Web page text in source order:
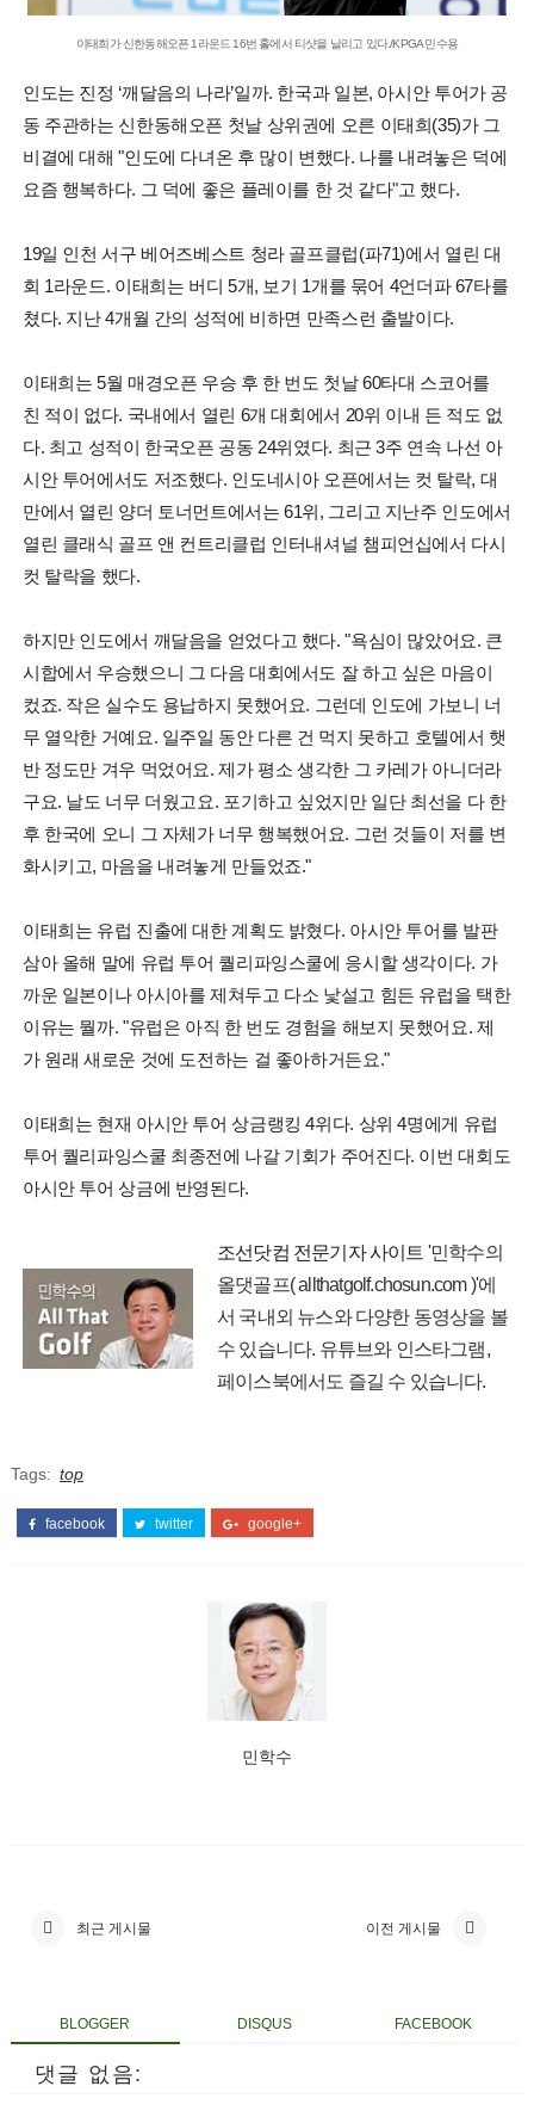
이태희가 신한동해오픈 1라운드 16번 홀에서 티샷을 날리고 있다./KPGA 민수용
인도는 진정 ‘깨달음의 나라’일까. 한국과 일본, 아시안 투어가 공
동 주관하는 신한동해오픈 첫날 상위권에 오른 이태희(35)가 그
비결에 대해 "인도에 다녀온 후 많이 변했다. 나를 내려놓은 덕에
요즘 행복하다. 그 덕에 좋은 플레이를 한 것 같다"고 했다.
19일 인천 서구 베어즈베스트 청라 골프클럽(파71)에서 열린 대
회 1라운드. 이태희는 버디 5개, 보기 1개를 묶어 4언더파 67타를
쳤다. 지난 4개월 간의 성적에 비하면 만족스런 출발이다.
이태희는 5월 매경오픈 우승 후 한 번도 첫날 60타대 스코어를
친 적이 없다. 국내에서 열린 6개 대회에서 20위 이내 든 적도 없
다. 최고 성적이 한국오픈 공동 24위였다. 최근 3주 연속 나선 아
시안 투어에서도 저조했다. 인도네시아 오픈에서는 컷 탈락, 대
만에서 열린 양더 토너먼트에서는 61위, 그리고 지난주 인도에서
열린 클래식 골프 앤 컨트리클럽 인터내셔널 챔피언십에서 다시
컷 탈락을 했다.
하지만 인도에서 깨달음을 얻었다고 했다. "욕심이 많았어요. 큰
시합에서 우승했으니 그 다음 대회에서도 잘 하고 싶은 마음이
컸죠. 작은 실수도 용납하지 못했어요. 그런데 인도에 가보니 너
무 열악한 거예요. 일주일 동안 다른 건 먹지 못하고 호텔에서 햇
반 정도만 겨우 먹었어요. 제가 평소 생각한 그 카레가 아니더라
구요. 날도 너무 더웠고요. 포기하고 싶었지만 일단 최선을 다 한
후 한국에 오니 그 자체가 너무 행복했어요. 그런 것들이 저를 변
화시키고, 마음을 내려놓게 만들었죠."
이태희는 유럽 진출에 대한 계획도 밝혔다. 아시안 투어를 발판
삼아 올해 말에 유럽 투어 퀄리파잉스쿨에 응시할 생각이다. 가
까운 일본이나 아시아를 제쳐두고 다소 낯설고 힘든 유럽을 택한
이유는 뭘까. "유럽은 아직 한 번도 경험을 해보지 못했어요. 제
가 원래 새로운 것에 도전하는 걸 좋아하거든요."
이태희는 현재 아시안 투어 상금랭킹 4위다. 상위 4명에게 유럽
투어 퀄리파잉스쿨 최종전에 나갈 기회가 주어진다. 이번 대회도
아시안 투어 상금에 반영된다.
조선닷컴 전문기자 사이트 '민학수의
올댓골프( allthatgolf.chosun.com )'에
서 국내외 뉴스와 다양한 동영상을 볼
수 있습니다. 유튜브와 인스타그램,
페이스북에서도 즐길 수 있습니다.
Tags: top
facebook twitter google+
민학수
최근 게시물 이전 게시물
BLOGGER DISQUS FACEBOOK
댓글 없음: